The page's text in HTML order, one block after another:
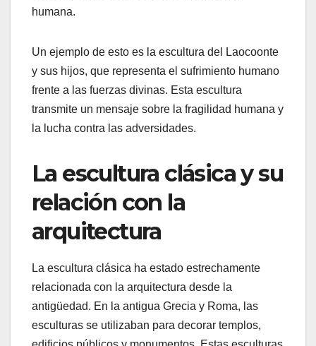
humana.
Un ejemplo de esto es la escultura del Laocoonte
y sus hijos, que representa el sufrimiento humano
frente a las fuerzas divinas. Esta escultura
transmite un mensaje sobre la fragilidad humana y
la lucha contra las adversidades.
La escultura clásica y su
relación con la
arquitectura
La escultura clásica ha estado estrechamente
relacionada con la arquitectura desde la
antigüedad. En la antigua Grecia y Roma, las
esculturas se utilizaban para decorar templos,